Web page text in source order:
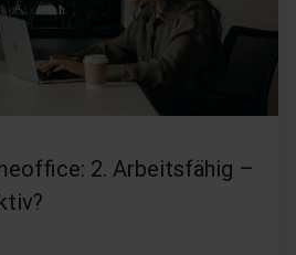
2. Arbeitsfähig –